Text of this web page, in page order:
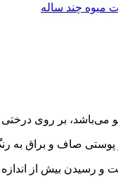
میوه چند ساله
بر روی درختی
صاف و براق به
و رسیدن بیش از